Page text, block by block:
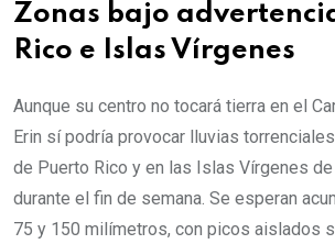
Zonas bajo
Rico e Islas Vírgenes
Aunque su centro no tocará tierra en el
Erin sí podría provocar lluvias
de Puerto Rico y en las Islas Vírgenes de
durante el fin de semana. Se esperan
75 y 150 milímetros, con picos aislados